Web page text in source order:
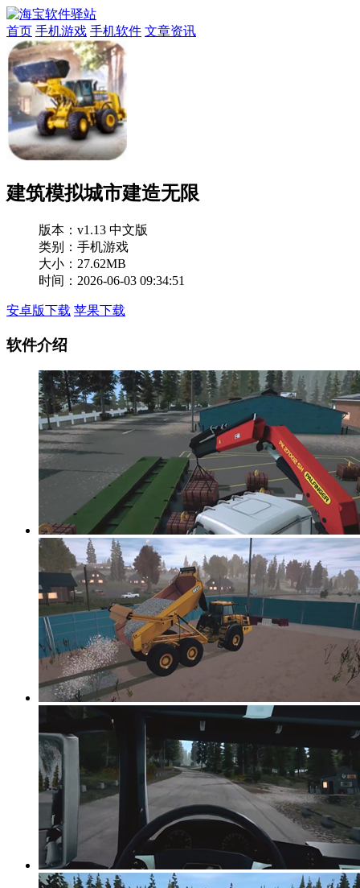
首页 手机游戏 手机软件 文章资讯
建筑模拟城市建造无限
版本： v1.13 中文版
类别：手机游戏
大小：27.62MB
时间：2026-06-03 09:34:51
安卓版下载 苹果下载
软件介绍